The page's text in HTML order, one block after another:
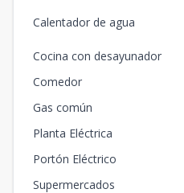
Calentador de agua
Cocina con desayunador
Comedor
Gas común
Planta Eléctrica
Portón Eléctrico
Supermercados